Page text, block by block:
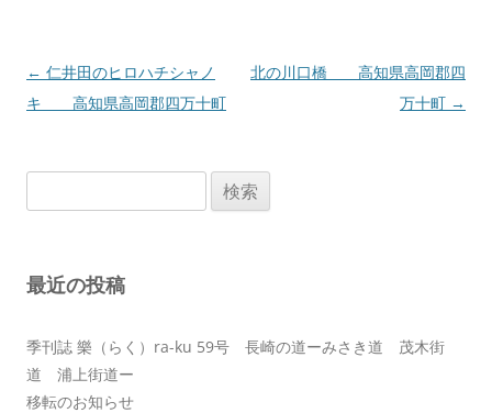
投
稿
ョ
← 仁井田のヒロハチシャノ
キ 高知県高岡郡四万十町
北の川口橋 高知県高岡郡四
万十町 →
索:
最近の投稿
季刊誌 樂（らく）ra-ku 59号 長崎の道ーみさき道 茂木街
道 浦上街道ー
移転のお知らせ